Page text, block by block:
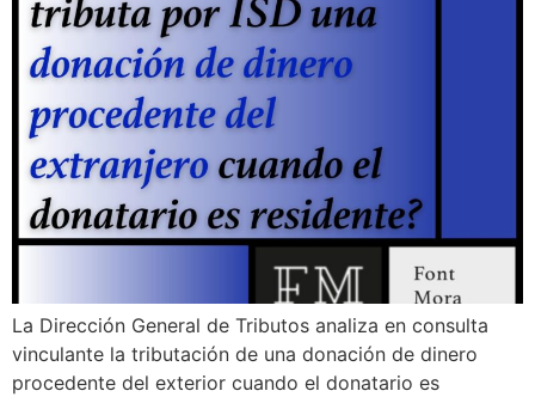
La Dirección General de Tributos analiza en consulta
vinculante la tributación de una donación de dinero
procedente del exterior cuando el donatario es